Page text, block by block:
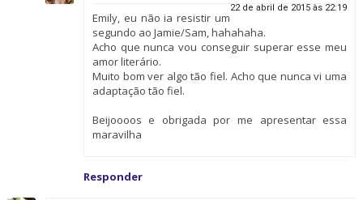
22 de abril de 2015 às 22:19
Emily, eu não ia resistir um
segundo ao Jamie/Sam, hahahaha.
Acho que nunca vou conseguir superar esse meu
amor literário.
Muito bom ver algo tão fiel. Acho que nunca vi uma
adaptação tão fiel.
Beijoooos e obrigada por me apresentar essa
maravilha
Responder